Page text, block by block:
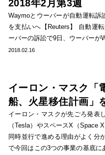
2018年2月第3週
Waymoとウーバーが自動運転
を支払いへ【Reuters】 自動運
ーバーの訴訟で9日、ウーバー
2018.02.16
イーロン・マスク「
船、火星移住計画」
イーロン・マスクが先ごろ発表
（Tesla）やスペースX（Space
同時並行で進める理由がよく分
で今回はこの3つの事業の基底